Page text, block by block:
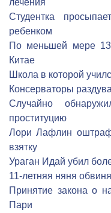
лечения
Студентка
ребенком
По меньшей мере
Китае
Школа в которой
Консерваторы
Cлучайно
проституцию
Лори Лафлин
взятку
Ураган Идай убил
11-летняя няня
Принятие закона о
Пари